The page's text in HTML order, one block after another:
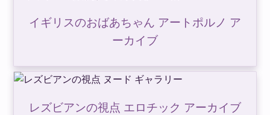
イギリスのおばあちゃん アートポルノ ア
ーカイブ
レズビアンの視点 エロチック アーカイブ